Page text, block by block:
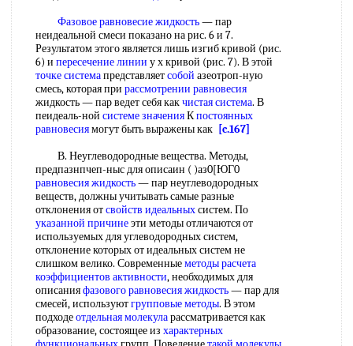
Фазовое равновесие жидкость— пар
неидеальной смеси показано на рис. 6 и 7.
Результатом этого является лишь изгиб кривой (рис.
6) и пересечение линии у х кривой (рис. 7). В этой
точке системапредставляетсобой азеотроп-ную
смесь, которая при рассмотрении равновесия
жидкость — пар ведет себя какчистая система. В
пеидеаль-ной системе значенияКпостоянных
равновесиямогут быть выражены как [c.167]
В. Неуглеводородные вещества. Методы,
предпазнпчеп-ныс для описаин ( )аз0[ЮГ0
равновесия жидкость— пар неуглеводородных
веществ, должны учитывать самые разные
отклонения отсвойств идеальныхсистем. По
указанной причинеэти методы отличаются от
используемых для углеводородных систем,
отклонение которых от идеальных систем не
слишком велико. Современныеметоды расчета
коэффициентов активности, необходимых для
описанияфазового равновесия жидкость— пар для
смесей, используютгрупповые методы. В этом
подходеотдельная молекуларассматривается как
образование, состоящее из характерных